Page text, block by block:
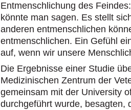
Entmenschlichung des
könnte man sagen. Es stellt
anderen entmenschlichen
entmenschlichen. Ein Gefühl
auf, wenn wir unsere
Die Ergebnisse einer Studie
Medizinischen Zentrum der
gemeinsam mit der University
durchgeführt wurde, besagten,